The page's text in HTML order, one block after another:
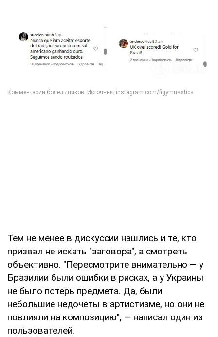
Тем не менее в дискуссии нашлись и те, кто
призвал не искать "заговора", а смотреть
объективно. "Пересмотрите внимательно — у
Бразилии были ошибки в рисках, а у Украины
не было потерь предмета. Да, были
небольшие недочёты в артистизме, но они не
повлияли на композицию", — написал один из
пользователей.